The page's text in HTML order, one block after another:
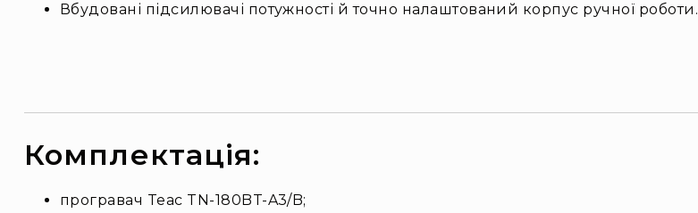
Вбудовані підсилювачі потужності й точно налаштований корпус ручної роботи.
Комплектація:
програвач Teac TN-180BT-A3/B;